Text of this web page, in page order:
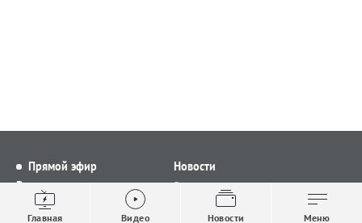
Прямой эфир
Видео
Выпуски новостей
Новости
Все новости
Общество
Главная Видео Новости Меню